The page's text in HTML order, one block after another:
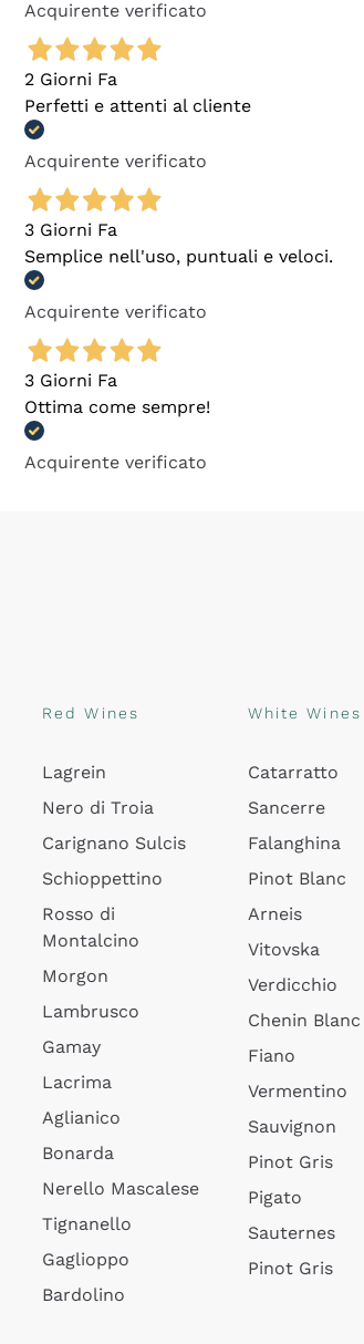
Acquirente verificato
2 Giorni Fa
Perfetti e attenti al cliente
Acquirente verificato
3 Giorni Fa
Semplice nell'uso, puntuali e veloci.
Acquirente verificato
3 Giorni Fa
Ottima come sempre!
Acquirente verificato
Red Wines
Lagrein
Nero di Troia
Carignano Sulcis
Schioppettino
Rosso di
Montalcino
Morgon
Lambrusco
Gamay
Lacrima
Aglianico
Bonarda
Nerello Mascalese
Tignanello
Gaglioppo
Bardolino
White Wines
Catarratto
Sancerre
Falanghina
Pinot Blanc
Arneis
Vitovska
Verdicchio
Chenin Blanc
Fiano
Vermentino
Sauvignon
Pinot Gris
Pigato
Sauternes
Pinot Gris